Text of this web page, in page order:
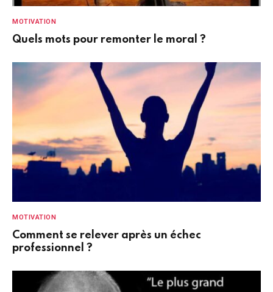
MOTIVATION
Quels mots pour remonter le moral ?
MOTIVATION
Comment se relever après un échec
professionnel ?